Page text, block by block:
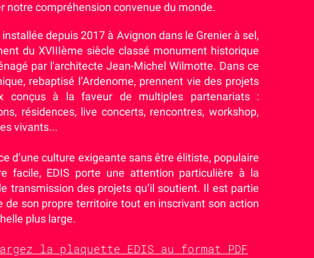
notre compréhension convenue du monde.
installée depuis 2017 à Avignon dans le Grenier à sel,
du XVIIIème siècle classé monument historique
par l'architecte Jean-Michel Wilmotte. Dans ce
rebaptisé l’Ardenome, prennent vie des projets
conçus à la faveur de multiples partenariats :
résidences, live concerts, rencontres, workshop,
vivants...
d’une culture exigeante sans être élitiste, populaire
facile, EDIS porte une attention particulière à la
transmission des projets qu’il soutient. Il est partie
de son propre territoire tout en inscrivant son action
plus large.
la plaquette EDIS au format PDF